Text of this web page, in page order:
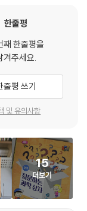
르는데 마치 워터파
. 그래서 전기제품
높은 전압으로 전류
라고 하고, 낮은 전압
제품이라고 하는 편
우리는 전기 없이는
지, 전기라는 거대
낼까?”와 같은 기초
냉각 원리, 전기 에너
리 생활 곳곳에 숨
학 상자’ 코너에서
다.
한줄평
째 한줄평을
겨주세요.
줄평 쓰기
및 유의사항
15
더보기